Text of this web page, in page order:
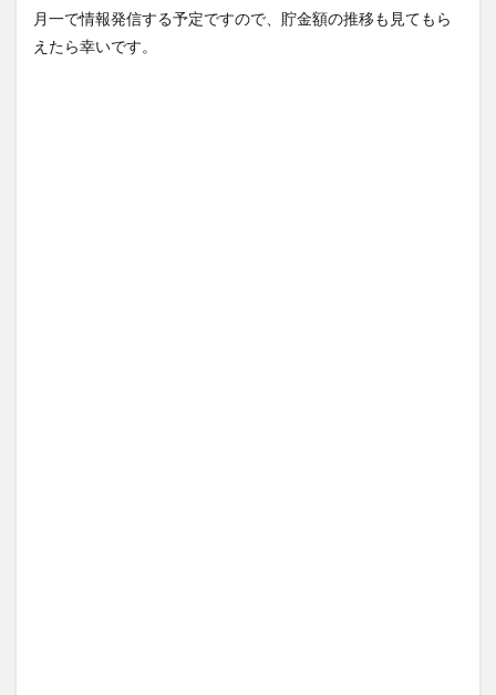
月一で情報発信する予定ですので、貯金額の推移も見てもら
えたら幸いです。